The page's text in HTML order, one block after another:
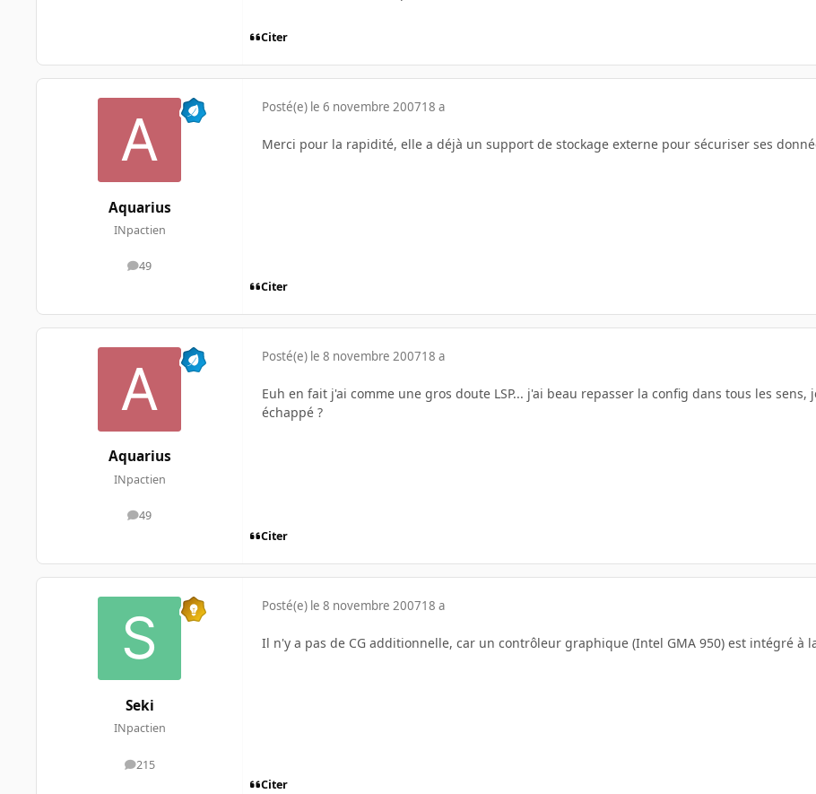
Citer
Aquarius
INpactien
49
messages
Posté(e) le 6 novembre 200718 a
Merci pour la rapidité, elle a déjà un support de stockage externe pour sécuriser ses
Citer
Aquarius
INpactien
49
messages
Posté(e) le 8 novembre 200718 a
Euh en fait j'ai comme une gros doute LSP... j'ai beau repasser la config dans tous les
échappé ?
Citer
Seki
INpactien
215
messages
Posté(e) le 8 novembre 200718 a
Il n'y a pas de CG additionnelle, car un contrôleur graphique (Intel GMA 950) est intégré à
Citer